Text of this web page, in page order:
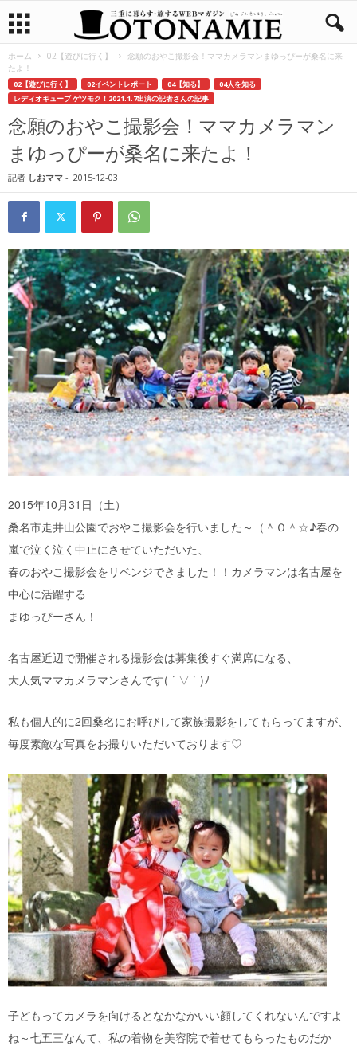
ホーム 02【遊びに行く】
念願のおやこ撮影会！ママカメラマンまゆっぴーが桑名に来
たよ！
02【遊びに行く】 02イベントレポート 04【知る】
04人を知る
レディオキューブ ゲツモク！2021.1.7出演の記者さんの記事
念願のおやこ撮影会！ママカメラマン
まゆっぴーが桑名に来たよ！
記者 しおママ - 2015-12-03
2015年10月31日（土）
桑名市走井山公園でおやこ撮影会を行いました～（＾Ｏ＾☆♪春の
嵐で泣く泣く中止にさせていただいた、
春のおやこ撮影会をリベンジできました！！カメラマンは名古屋を
中心に活躍する
まゆっぴーさん！
名古屋近辺で開催される撮影会は募集後すぐ満席になる、
大人気ママカメラマンさんです( ´ ▽ ` )ﾉ
私も個人的に2回桑名にお呼びして家族撮影をしてもらってますが、
毎度素敵な写真をお撮りいただいております♡
子どもってカメラを向けるとなかなかいい顔してくれないんですよ
ね～七五三なんて、私の着物を美容院で着せてもらったものだか